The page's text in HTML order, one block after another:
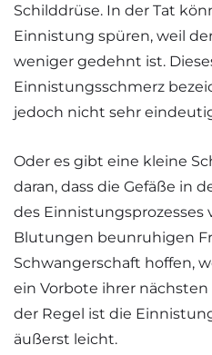
Schilddrüse. In der Tat
Einnistung spüren, weil
weniger gedehnt ist.
Einnistungsschmerz
jedoch nicht sehr
Oder es gibt eine kleine
daran, dass die Gefäße in
des Einnistungsprozesses
Blutungen beunruhigen
Schwangerschaft hoffen,
ein Vorbote ihrer
der Regel ist die
äußerst leicht.